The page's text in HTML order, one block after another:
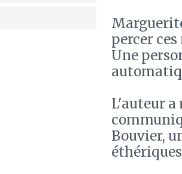
percer
Une
L'auteur a
Bouvier,